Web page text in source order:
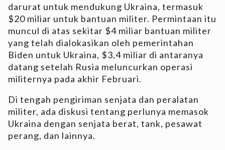
darurat untuk mendukung Ukraina, termasuk
$20 miliar untuk bantuan militer. Permintaan itu
muncul di atas sekitar $4 miliar bantuan militer
yang telah dialokasikan oleh pemerintahan
Biden untuk Ukraina, $3,4 miliar di antaranya
datang setelah Rusia meluncurkan operasi
militernya pada akhir Februari.
Di tengah pengiriman senjata dan peralatan
militer, ada diskusi tentang perlunya memasok
Ukraina dengan senjata berat, tank, pesawat
perang, dan lainnya.